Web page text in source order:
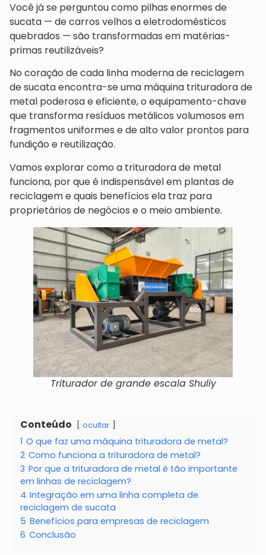
Você já se perguntou como pilhas enormes de
sucata — de carros velhos a eletrodomésticos
quebrados — são transformadas em matérias-
primas reutilizáveis?
No coração de cada linha moderna de reciclagem
de sucata encontra-se uma máquina trituradora de
metal poderosa e eficiente, o equipamento-chave
que transforma resíduos metálicos volumosos em
fragmentos uniformes e de alto valor prontos para
fundição e reutilização.
Vamos explorar como a trituradora de metal
funciona, por que é indispensável em plantas de
reciclagem e quais benefícios ela traz para
proprietários de negócios e o meio ambiente.
Triturador de grande escala Shuliy
Conteúdo ocultar
1 O que faz uma máquina trituradora de metal?
2 Como funciona a trituradora de metal?
3 Por que a trituradora de metal é tão importante
em linhas de reciclagem?
4 Integração em uma linha completa de
reciclagem de sucata
5 Benefícios para empresas de reciclagem
6 Conclusão